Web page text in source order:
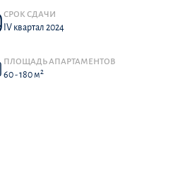
СРОК СДАЧИ
IV квартал 2024
ПЛОЩАДЬ АПАРТАМЕНТОВ
60 - 180 м2